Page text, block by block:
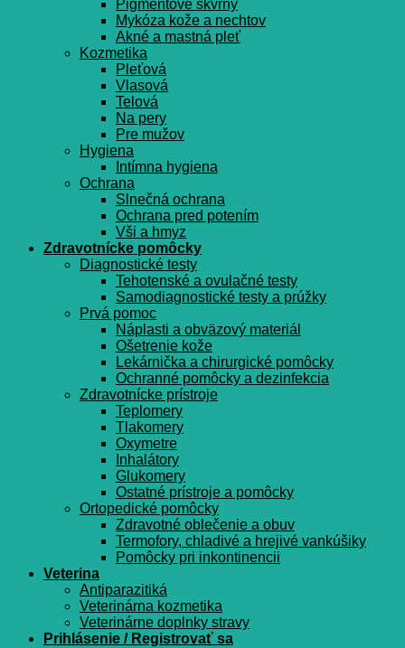
Pigmentové škvrny
Mykóza kože a nechtov
Akné a mastná pleť
Kozmetika
Pleťová
Vlasová
Telová
Na pery
Pre mužov
Hygiena
Intímna hygiena
Ochrana
Slnečná ochrana
Ochrana pred potením
Vši a hmyz
Zdravotnícke pomôcky
Diagnostické testy
Tehotenské a ovulačné testy
Samodiagnostické testy a prúžky
Prvá pomoc
Náplasti a obväzový materiál
Ošetrenie kože
Lekárnička a chirurgické pomôcky
Ochranné pomôcky a dezinfekcia
Zdravotnícke prístroje
Teplomery
Tlakomery
Oxymetre
Inhalátory
Glukomery
Ostatné prístroje a pomôcky
Ortopedické pomôcky
Zdravotné oblečenie a obuv
Termofory, chladivé a hrejivé vankúšiky
Pomôcky pri inkontinencii
Veterina
Antiparazitiká
Veterinárna kozmetika
Veterinárne doplnky stravy
Prihlásenie / Registrovať sa